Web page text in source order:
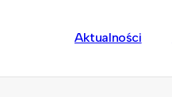
Aktualności